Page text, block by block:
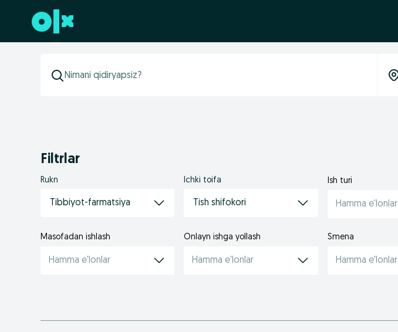
Futerga oʻtish
Filtrlar
Rukn
Tibbiyot-farmatsiya
Ichki toifa
Tish shifokori
Ish turi
Hamma e'lonlar
Masofadan ishlash
Hamma e'lonlar
Onlayn ishga yollash
Hamma e'lonlar
Smena
Hamma e'lonlar